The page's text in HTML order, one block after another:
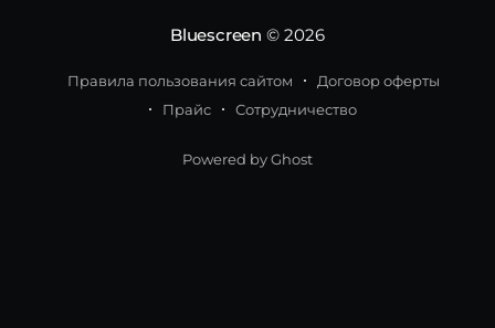
Bluescreen © 2026
Правила пользования сайтом
Договор оферты
Прайс
Сотрудничество
Powered by Ghost